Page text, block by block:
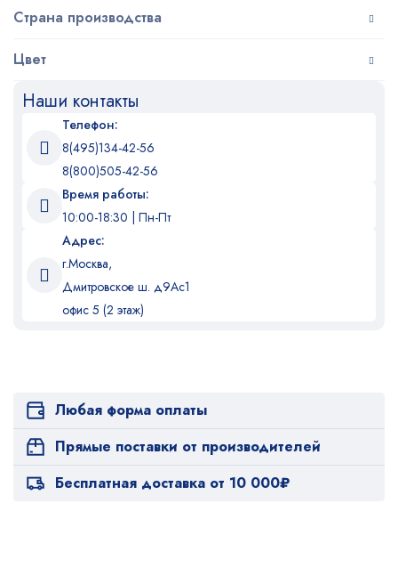
Страна производства
Цвет
Наши контакты
Телефон:
8(495)134-42-56
8(800)505-42-56
Время работы:
10:00-18:30 | Пн-Пт
Адрес:
г.Москва,
Дмитровское ш. д9Ас1
офис 5 (2 этаж)
Любая форма оплаты
Прямые поставки от производителей
Бесплатная доставка от 10 000₽